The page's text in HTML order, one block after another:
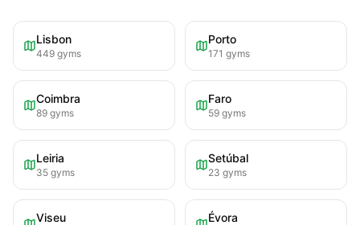
Lisbon
449 gyms
Porto
171 gyms
Coimbra
89 gyms
Faro
59 gyms
Leiria
35 gyms
Setúbal
23 gyms
Viseu Évora